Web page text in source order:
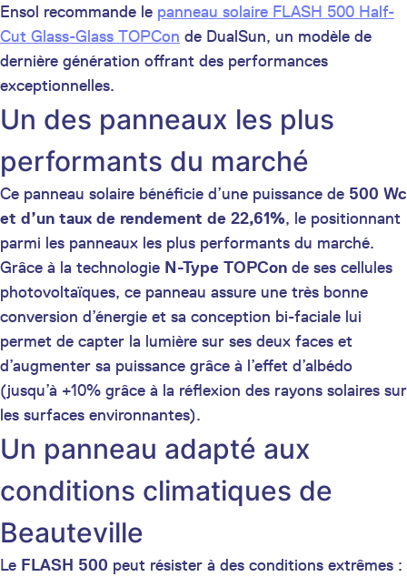
Ensol recommande le panneau solaire FLASH 500 Half-
Cut Glass-Glass TOPCon de DualSun, un modèle de
dernière génération offrant des performances
exceptionnelles.
Un des panneaux les plus
performants du marché
Ce panneau solaire bénéficie d’une puissance de 500 Wc
et d’un taux de rendement de 22,61%, le positionnant
parmi les panneaux les plus performants du marché.
Grâce à la technologie N-Type TOPCon de ses cellules
photovoltaïques, ce panneau assure une très bonne
conversion d’énergie et sa conception bi-faciale lui
permet de capter la lumière sur ses deux faces et
d’augmenter sa puissance grâce à l’effet d’albédo
(jusqu’à +10% grâce à la réflexion des rayons solaires sur
les surfaces environnantes).
Un panneau adapté aux
conditions climatiques de
Beauteville
Le FLASH 500 peut résister à des conditions extrêmes :